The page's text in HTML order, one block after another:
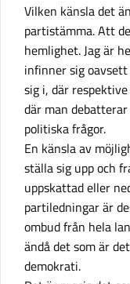
Vilken känsla det
partistämma. Att
hemlighet. Jag är
infinner sig
sig i, där
där man
politiska frågor.
En känsla av
ställa sig upp och
uppskattad eller
partiledningar är
ombud från hela
ändå det som är
demokrati.